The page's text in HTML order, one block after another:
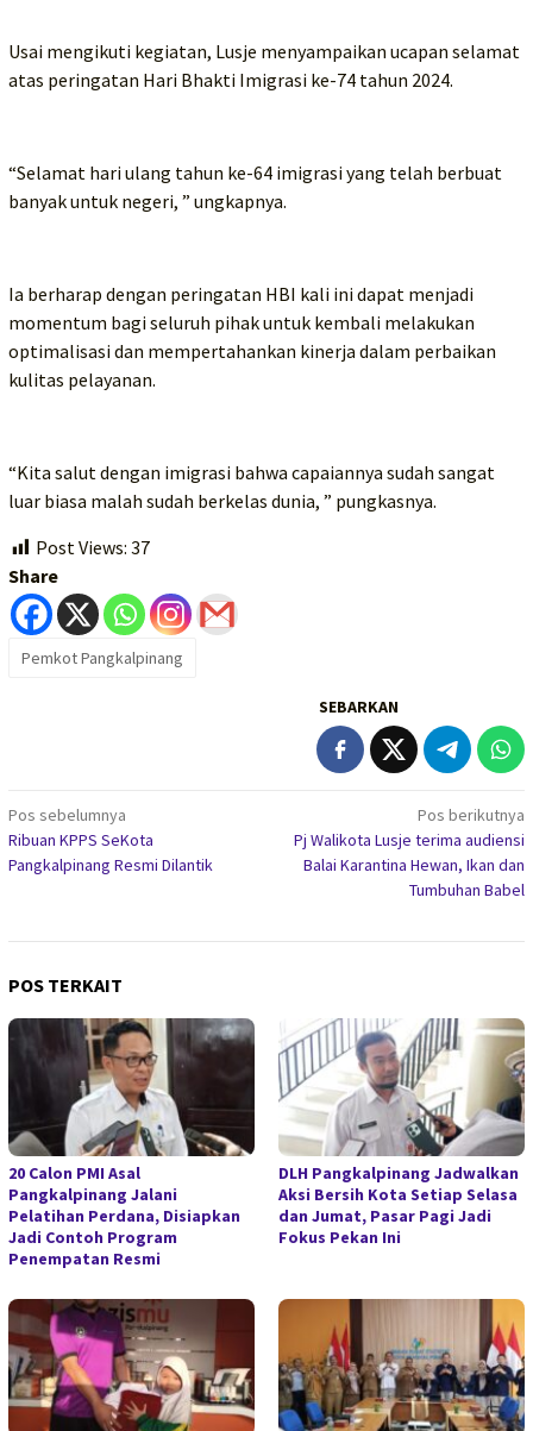
Usai mengikuti kegiatan, Lusje menyampaikan ucapan selamat
atas peringatan Hari Bhakti Imigrasi ke-74 tahun 2024.
“Selamat hari ulang tahun ke-64 imigrasi yang telah berbuat
banyak untuk negeri, ” ungkapnya.
Ia berharap dengan peringatan HBI kali ini dapat menjadi
momentum bagi seluruh pihak untuk kembali melakukan
optimalisasi dan mempertahankan kinerja dalam perbaikan
kulitas pelayanan.
“Kita salut dengan imigrasi bahwa capaiannya sudah sangat
luar biasa malah sudah berkelas dunia, ” pungkasnya.
Post Views: 37
Share
Pemkot Pangkalpinang
SEBARKAN
Navigasi
pos
Pos sebelumnya
Ribuan KPPS SeKota
Pangkalpinang Resmi Dilantik
Pos berikutnya
Pj Walikota Lusje terima audiensi
Balai Karantina Hewan, Ikan dan
Tumbuhan Babel
POS TERKAIT
20 Calon PMI Asal
Pangkalpinang Jalani
Pelatihan Perdana, Disiapkan
Jadi Contoh Program
Penempatan Resmi
DLH Pangkalpinang Jadwalkan
Aksi Bersih Kota Setiap Selasa
dan Jumat, Pasar Pagi Jadi
Fokus Pekan Ini